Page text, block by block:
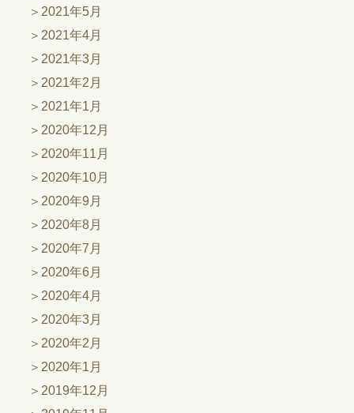
2021年5月
2021年4月
2021年3月
2021年2月
2021年1月
2020年12月
2020年11月
2020年10月
2020年9月
2020年8月
2020年7月
2020年6月
2020年4月
2020年3月
2020年2月
2020年1月
2019年12月